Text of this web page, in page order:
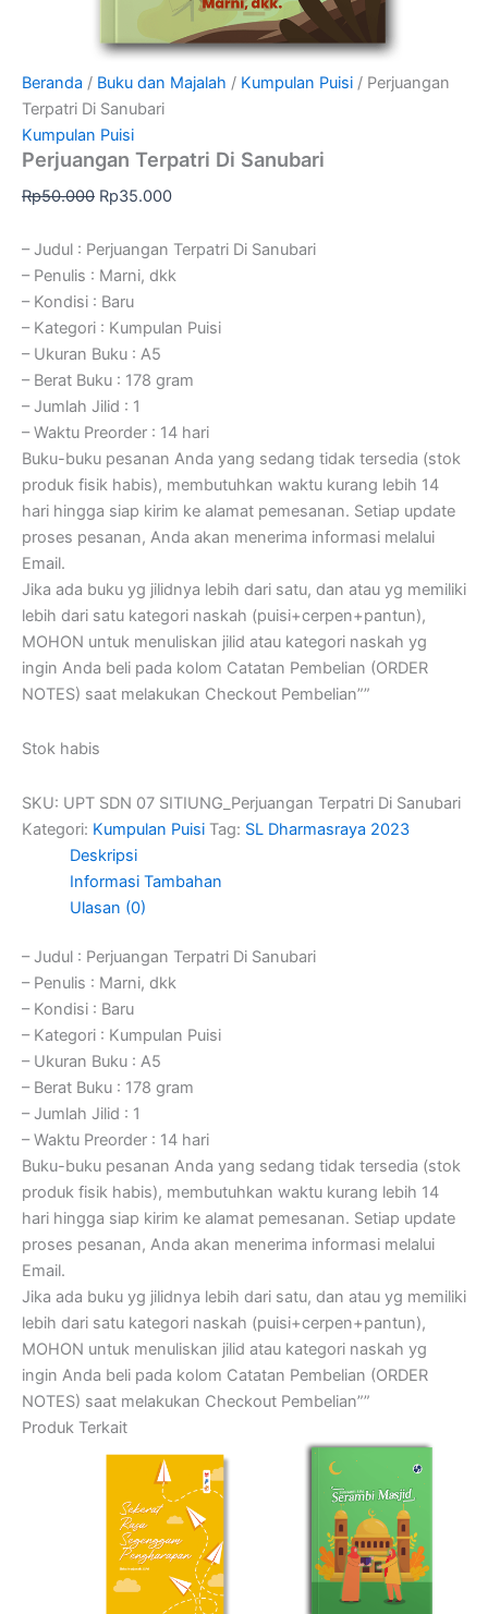
Beranda / Buku dan Majalah / Kumpulan Puisi / Perjuangan
Terpatri Di Sanubari
Kumpulan Puisi
Perjuangan Terpatri Di Sanubari
Rp50.000 Rp35.000
– Judul : Perjuangan Terpatri Di Sanubari
– Penulis : Marni, dkk
– Kondisi : Baru
– Kategori : Kumpulan Puisi
– Ukuran Buku : A5
– Berat Buku : 178 gram
– Jumlah Jilid : 1
– Waktu Preorder : 14 hari
Buku-buku pesanan Anda yang sedang tidak tersedia (stok
produk fisik habis), membutuhkan waktu kurang lebih 14
hari hingga siap kirim ke alamat pemesanan. Setiap update
proses pesanan, Anda akan menerima informasi melalui
Email.
Jika ada buku yg jilidnya lebih dari satu, dan atau yg memiliki
lebih dari satu kategori naskah (puisi+cerpen+pantun),
MOHON untuk menuliskan jilid atau kategori naskah yg
ingin Anda beli pada kolom Catatan Pembelian (ORDER
NOTES) saat melakukan Checkout Pembelian””
Stok habis
SKU: UPT SDN 07 SITIUNG_Perjuangan Terpatri Di Sanubari
Kategori: Kumpulan Puisi Tag: SL Dharmasraya 2023
Deskripsi
Informasi Tambahan
Ulasan (0)
– Judul : Perjuangan Terpatri Di Sanubari
– Penulis : Marni, dkk
– Kondisi : Baru
– Kategori : Kumpulan Puisi
– Ukuran Buku : A5
– Berat Buku : 178 gram
– Jumlah Jilid : 1
– Waktu Preorder : 14 hari
Buku-buku pesanan Anda yang sedang tidak tersedia (stok
produk fisik habis), membutuhkan waktu kurang lebih 14
hari hingga siap kirim ke alamat pemesanan. Setiap update
proses pesanan, Anda akan menerima informasi melalui
Email.
Jika ada buku yg jilidnya lebih dari satu, dan atau yg memiliki
lebih dari satu kategori naskah (puisi+cerpen+pantun),
MOHON untuk menuliskan jilid atau kategori naskah yg
ingin Anda beli pada kolom Catatan Pembelian (ORDER
NOTES) saat melakukan Checkout Pembelian””
Produk Terkait